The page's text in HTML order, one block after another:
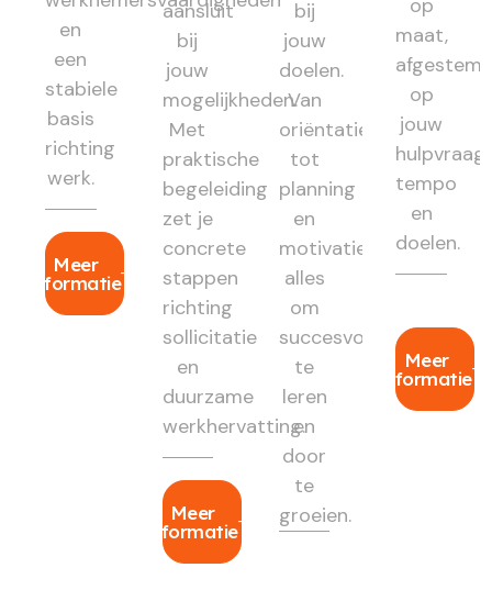
en
een
stabiele
basis
richting
werk.
Meer
informatie
aansluit
bij
jouw
mogelijkheden.
Met
praktische
begeleiding
zet je
concrete
stappen
richting
sollicitatie
en
duurzame
werkhervatting.
Meer
informatie
bij
jouw
doelen.
Van
oriëntatie
tot
planning
en
motivatie:
alles
om
succesvol
te
leren
en
door
te
groeien.
op
maat,
op
jouw
hulpvraag,
tempo
en
doelen.
Meer
informatie